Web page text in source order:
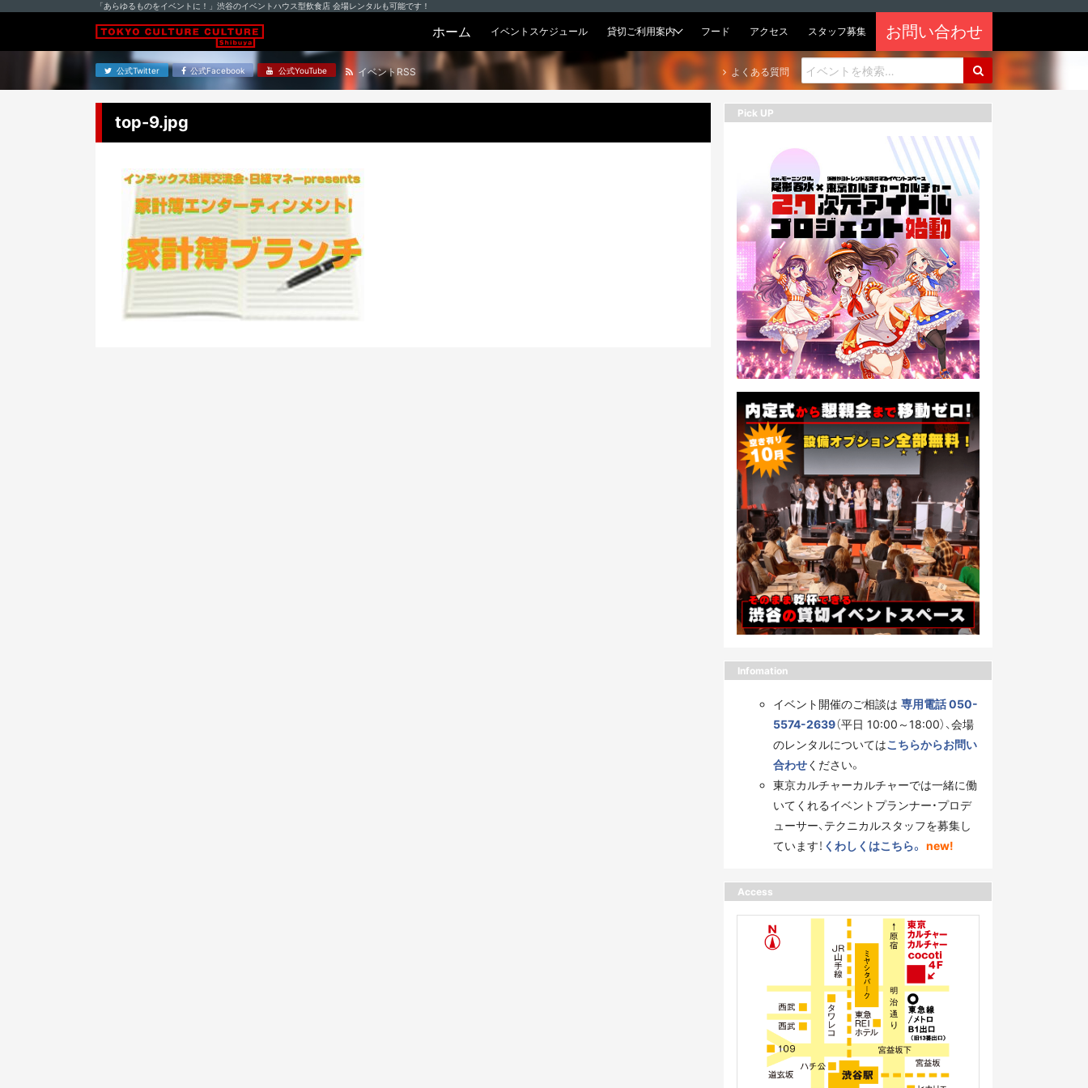
「あらゆるものをイベントに！」渋谷のイベントハウス型飲食店 会場レンタルも可能です！
ホーム イベントスケジュール 貸切ご利用案内 フード アクセス スタッフ募集 お問い合わせ
公式Twitter 公式Facebook 公式YouTube イベントRSS よくある質問
top-9.jpg Pick UP
Infomation
イベント開催のご相談は 専用電話 050-
5574-2639（平日 10:00～18:00）、会場
のレンタルについてはこちらからお問い
合わせください。
東京カルチャーカルチャーでは一緒に働
いてくれるイベントプランナー・プロデ
ューサー、テクニカルスタッフを募集し
ています！ くわしくはこちら。 new!
Access